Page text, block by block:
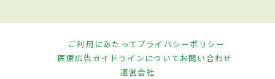
ご利用にあたってプライバシーポリシー
医療広告ガイドラインについてお問い合わせ
運営会社